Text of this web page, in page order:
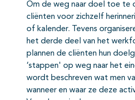
Om de weg naar doel toe te
cliënten voor zichzelf
of kalender. Tevens
het derde deel van het
plannen de cliënten hun
‘stappen' op weg naar het
wordt beschreven wat men
wanneer en waar ze deze